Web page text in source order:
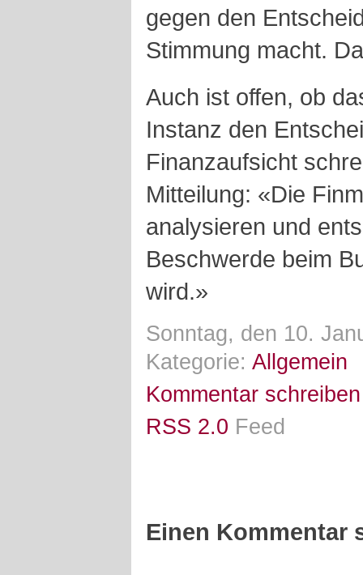
gegen den
Stimmung macht.
Auch ist offen, ob
Instanz den
Finanzaufsicht
Mitteilung: «Die
analysieren und
Beschwerde beim
wird.»
Sonntag, den 10.
Kategorie: Allgemein
Kommentar schreiben
RSS 2.0 Feed
Einen Kommentar